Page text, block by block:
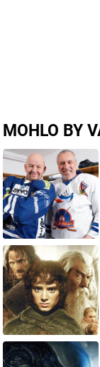
MOHLO BY